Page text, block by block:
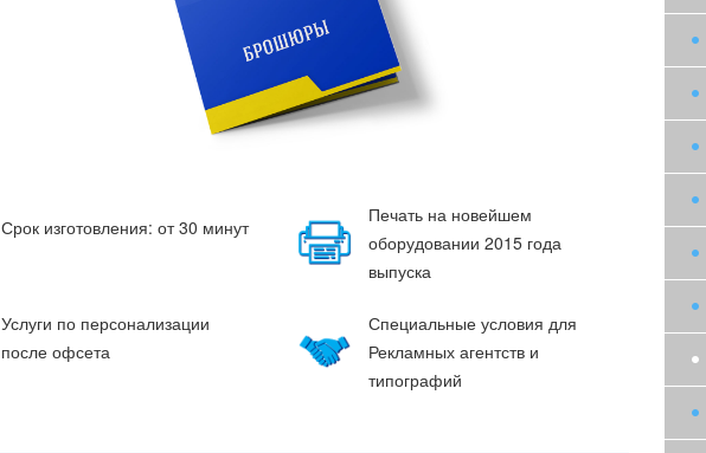
Срок изготовления: от 30 минут
Печать на новейшем
оборудовании 2015 года
выпуска
Услуги по персонализации
после офсета
Специальные условия для
Рекламных агентств и
типографий